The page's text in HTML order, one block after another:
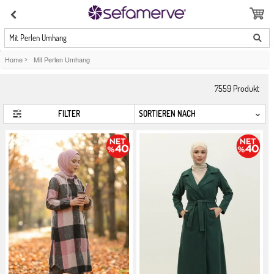
Mit Perlen Umhang
Home > Mit Perlen Umhang
7559 Produkt
FILTER